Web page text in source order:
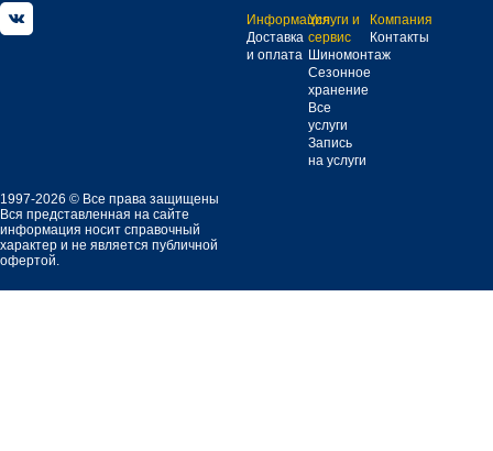
Информация
Доставка
и оплата
Услуги и
сервис
Шиномонтаж
Сезонное
хранение
Все
услуги
Запись
на услуги
Компания
Контакты
1997-2026 © Все права защищены
Вся представленная на сайте
информация носит справочный
характер и не является публичной
офертой.